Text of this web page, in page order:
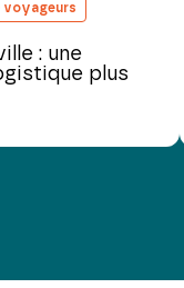
voyageurs
: une
plus